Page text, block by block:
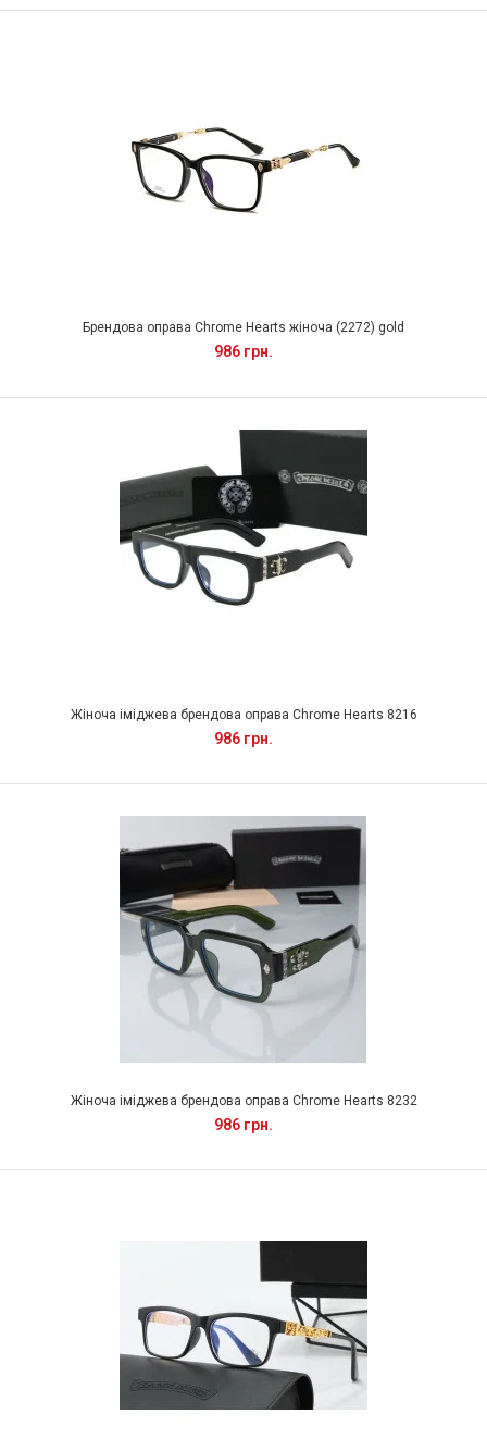
Брендова оправа Chrome Hearts жіноча (2272) gold
986 грн.
Жіноча іміджева брендова оправа Chrome Hearts 8216
986 грн.
Жіноча іміджева брендова оправа Chrome Hearts 8232
986 грн.